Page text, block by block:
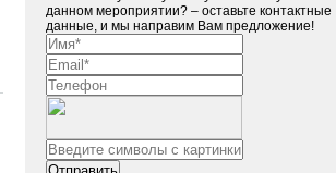
данном мероприятии? – оставьте контактные
данные, и мы направим Вам предложение!